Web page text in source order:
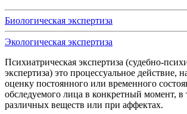
Биологическая экспертиза
Экологическая экспертиза
Психиатрическая экспертиза (судебно-
экспертиза) это процессуальное действие,
оценку постоянного или временного
обследуемого лица в конкретный момент, в
различных веществ или при аффектах.